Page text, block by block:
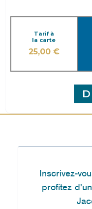
Tarif à
la carte
25,00 €
Inscrivez-
profitez